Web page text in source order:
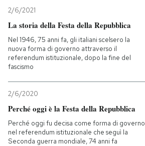
2/6/2021
La storia della Festa della Repubblica
Nel 1946, 75 anni fa, gli italiani scelsero la
nuova forma di governo attraverso il
referendum istituzionale, dopo la fine del
fascismo
2/6/2020
Perché oggi è la Festa della Repubblica
Perché oggi fu decisa come forma di governo
nel referendum istituzionale che seguì la
Seconda guerra mondiale, 74 anni fa